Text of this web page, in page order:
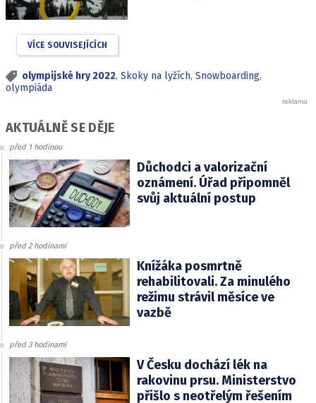
VÍCE SOUVISEJÍCÍCH
olympijské hry 2022, Skoky na lyžích, Snowboarding,
olympiáda
AKTUÁLNĚ SE DĚJE
před 1 hodinou
Důchodci a valorizační
oznámení. Úřad připomněl
svůj aktuální postup
před 2 hodinami
Knížáka posmrtně
rehabilitovali. Za minulého
režimu strávil měsíce ve
vazbě
před 3 hodinami
V Česku dochází lék na
rakovinu prsu. Ministerstvo
přišlo s neotřelým řešením